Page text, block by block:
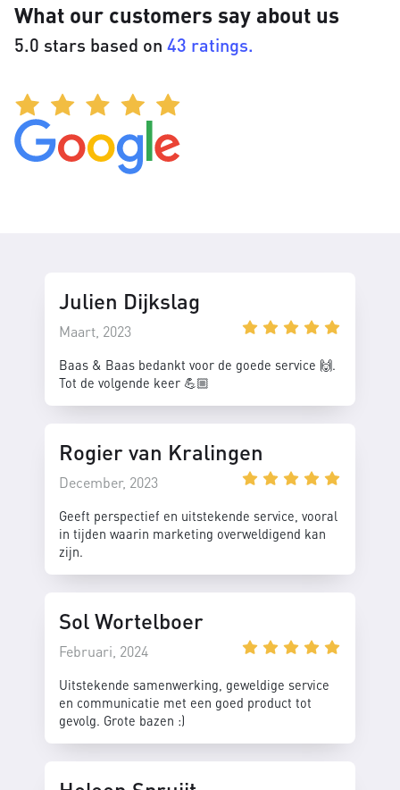
What our customers say about us
5.0 stars based on 43 ratings.
Julien Dijkslag
Maart, 2023
Baas & Baas bedankt voor de goede service 🙌.
Tot de volgende keer 💪🏼
Rogier van Kralingen
December, 2023
Geeft perspectief en uitstekende service, vooral
in tijden waarin marketing overweldigend kan
zijn.
Sol Wortelboer
Februari, 2024
Uitstekende samenwerking, geweldige service
en communicatie met een goed product tot
gevolg. Grote bazen :)